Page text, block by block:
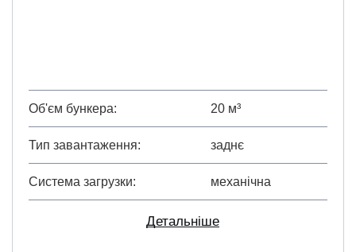
Об'єм бункера 20 м³
Тип завантаження заднє
Система загрузки механічна
Детальніше